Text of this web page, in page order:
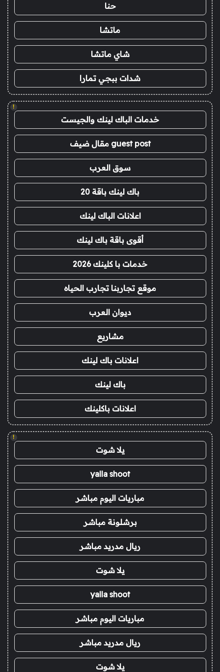
حنا
ماتشا
شاي ماتشا
شدات ببجي تمارا
!
خدمات الباك لينك والجيست
guest post مقال ضيف
سوق العرب
باك لينك باقة 20
اعلانات الباك لينك
أقوى باقة باك لينك
خدمات با كلينك 2026
موقع تجاربنا تجارب الحياه
ديوان العرب
مشاريع
اعلانات باك لينك
باك لينك
اعلانات باكلينك
!
يلا شوت
yalla shoot
مباريات اليوم مباشر
برشلونة مباشر
ريال مدريد مباشر
يلا شوت
yalla shoot
مباريات اليوم مباشر
ريال مدريد مباشر
يلا شوت